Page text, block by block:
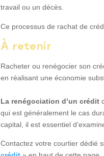
travail ou un décès.
Ce processus de rachat de
Àretenir
Racheter ou renégocier son
en réalisant une économie
La renégociation d’un crédit
qui est généralement le cas
capital, il est essentiel
Contactez votre courtier dédié